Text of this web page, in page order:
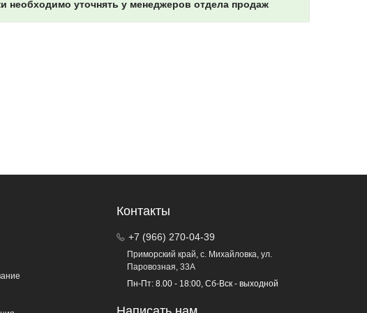
необходимо уточнять у менеджеров отдела продаж
Контакты
+7 (966) 270-04-39
Приморский край, с. Михайловка, ул.
Паровозная, 33А
Пн-Пт: 8.00 - 18:00, Сб-Вск - выходной